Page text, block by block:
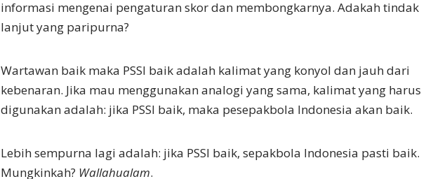
informasi mengenai pengaturan skor dan membongkarnya. Adakah tindak
lanjut yang paripurna?
Wartawan baik maka PSSI baik adalah kalimat yang konyol dan jauh dari
kebenaran. Jika mau menggunakan analogi yang sama, kalimat yang harus
digunakan adalah: jika PSSI baik, maka pesepakbola Indonesia akan baik.
Lebih sempurna lagi adalah: jika PSSI baik, sepakbola Indonesia pasti baik.
Mungkinkah? Wallahualam.